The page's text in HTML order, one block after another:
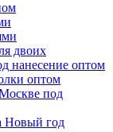
двоих
нанесение оптом
оптом
под
Новый год